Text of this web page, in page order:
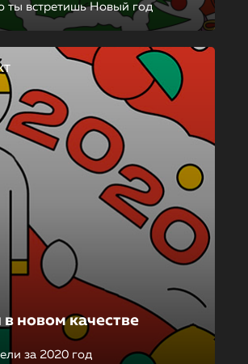
ты встретишь Новый год
новом качестве
за 2020 год